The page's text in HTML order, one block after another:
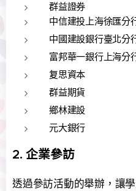
群益證券
中信建投上海徐匯分
中國建設銀行臺北分
富邦華一銀行上海分
复思資本
群益期貨
鄉林建設
元大銀行
2. 企業參訪
透過參訪活動的舉辦，讓